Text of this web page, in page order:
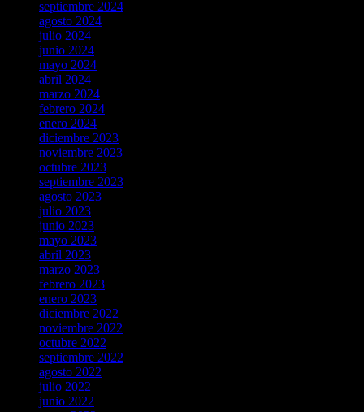
septiembre 2024
agosto 2024
julio 2024
junio 2024
mayo 2024
abril 2024
marzo 2024
febrero 2024
enero 2024
diciembre 2023
noviembre 2023
octubre 2023
septiembre 2023
agosto 2023
julio 2023
junio 2023
mayo 2023
abril 2023
marzo 2023
febrero 2023
enero 2023
diciembre 2022
noviembre 2022
octubre 2022
septiembre 2022
agosto 2022
julio 2022
junio 2022